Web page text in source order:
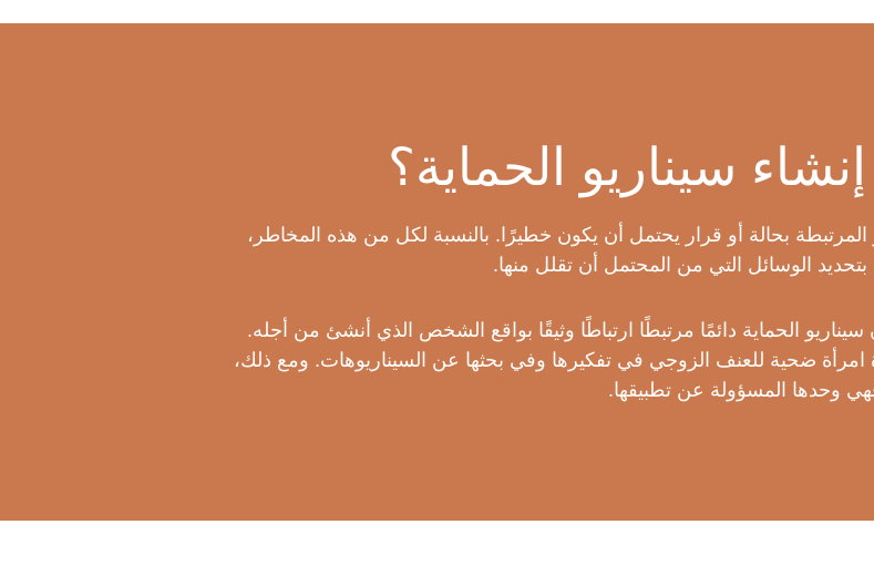
سيناريو الحماية؟
المرتبطة بحالة أو قرار يحتمل أن يكون خطيرًا. بالنسبة لكل من هذه المخاطر،
بتحديد الوسائل التي من المحتمل أن تقلل منها.
الحماية دائمًا مرتبطًا ارتباطًا وثيقًا بواقع الشخص الذي أنشئ من أجله.
امرأة ضحية للعنف الزوجي في تفكيرها وفي بحثها عن السيناريوهات. ومع ذلك،
وحدها المسؤولة عن تطبيقها.